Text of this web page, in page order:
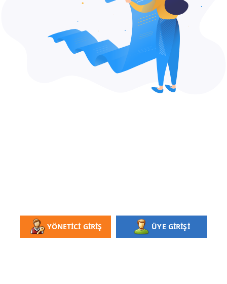
YÖNETİCİ GİRİŞ ÜYE GİRİŞİ